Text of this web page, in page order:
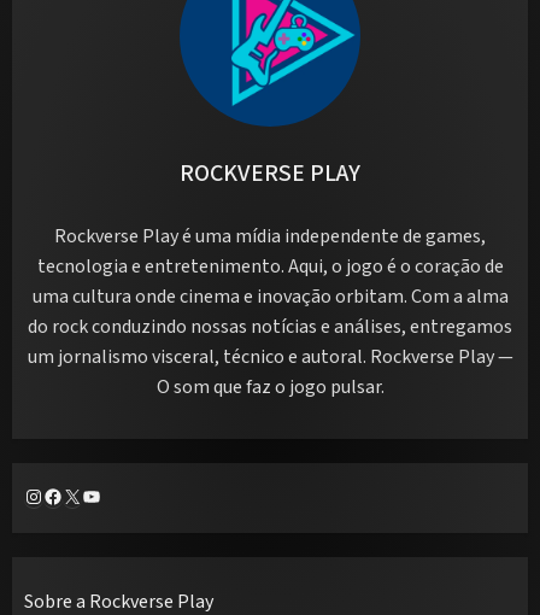
ROCKVERSE PLAY
Rockverse Play é uma mídia independente de games,
tecnologia e entretenimento. Aqui, o jogo é o coração de
uma cultura onde cinema e inovação orbitam. Com a alma
do rock conduzindo nossas notícias e análises, entregamos
um jornalismo visceral, técnico e autoral. Rockverse Play —
O som que faz o jogo pulsar.
Instagram
Facebook
X Youtube
Sobre a Rockverse Play